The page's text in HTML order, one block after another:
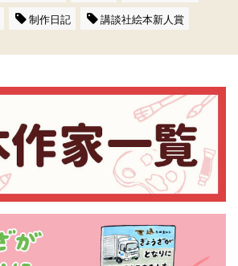
制作日記 講談社絵本新人賞